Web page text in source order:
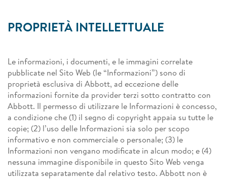
PROPRIETÀ INTELLETTUALE
Le informazioni, i documenti, e le immagini correlate
pubblicate nel Sito Web (le “Informazioni”) sono di
proprietà esclusiva di Abbott, ad eccezione delle
informazioni fornite da provider terzi sotto contratto con
Abbott. Il permesso di utilizzare le Informazioni è concesso,
a condizione che (1) il segno di copyright appaia su tutte le
copie; (2) l’uso delle Informazioni sia solo per scopo
informativo e non commerciale o personale; (3) le
Informazioni non vengano modificate in alcun modo; e (4)
nessuna immagine disponibile in questo Sito Web venga
utilizzata separatamente dal relativo testo. Abbott non è